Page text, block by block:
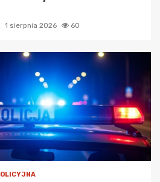
1 sierpnia 2026 60